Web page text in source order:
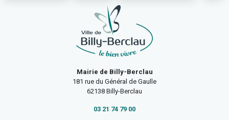
Mairie de Billy-Berclau
181 rue du Général de Gaulle
62138 Billy-Berclau
03 21 74 79 00